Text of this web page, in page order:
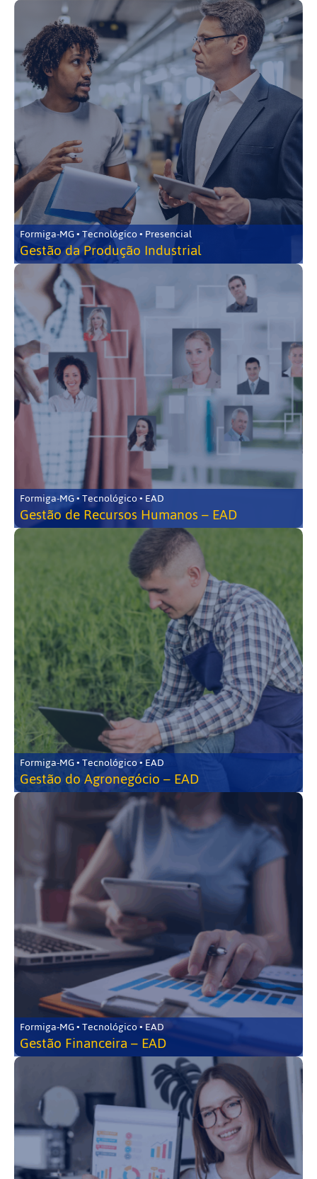
Formiga-MG • Tecnológico • Presencial
Gestão da Produção Industrial
Formiga-MG • Tecnológico • EAD
Gestão de Recursos Humanos – EAD
Formiga-MG • Tecnológico • EAD
Gestão do Agronegócio – EAD
Formiga-MG • Tecnológico • EAD
Gestão Financeira – EAD